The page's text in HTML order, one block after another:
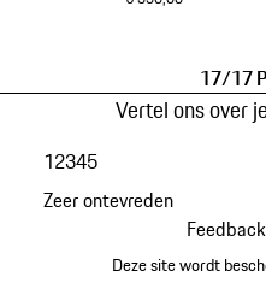
17/17
Vertel ons over
Zeer ontevreden
12345
Deze site wordt